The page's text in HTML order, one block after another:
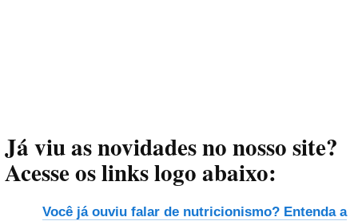
Já viu as novidades no nosso site?
Acesse os links logo abaixo:
Você já ouviu falar de nutricionismo? Entenda a